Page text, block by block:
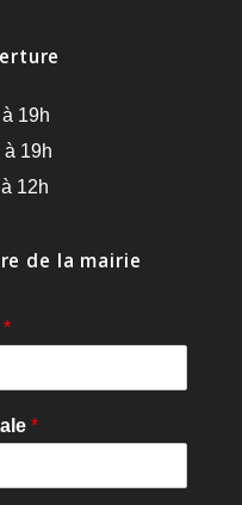
19h
à 19h
12h
de la mairie
*
*